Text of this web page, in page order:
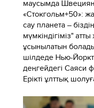
маусымда
«Стокгольм+50»:
сау планета –
мүмкіндігіміз"
ұсынылатын
шілдеде Нью-
деңгейдегі Саяси
Ерікті ұлттық